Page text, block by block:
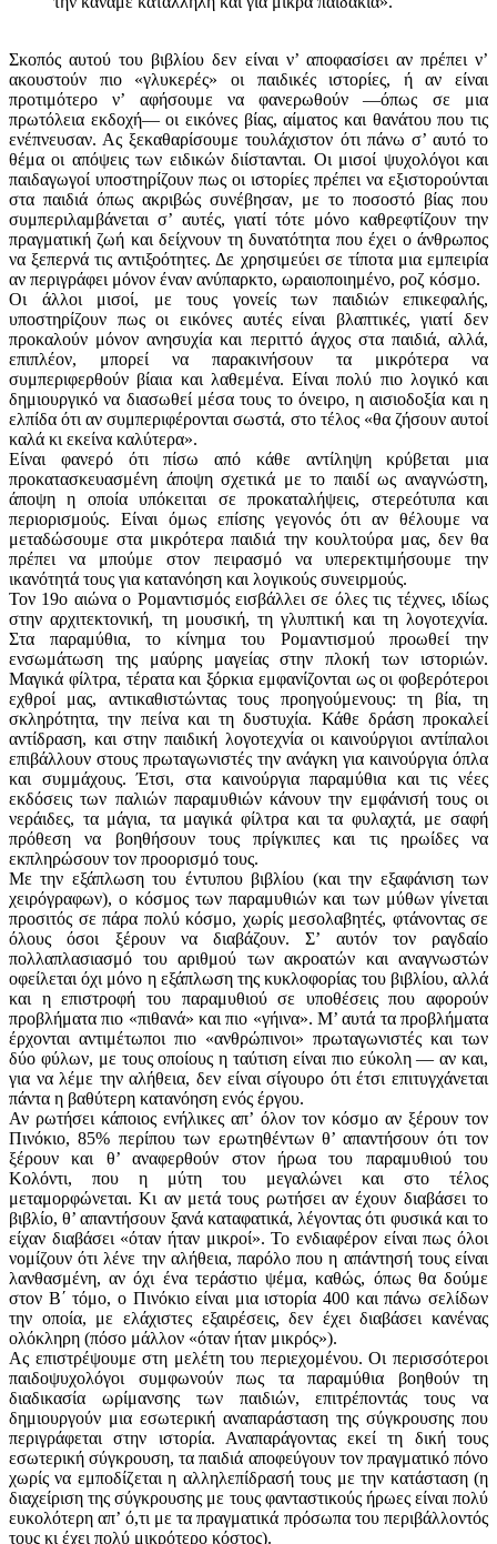
Σκοπός αυτού του βιβλίου δεν είναι ν’ αποφασίσει αν πρέπει ν’
ακουστούν πιο «γλυκερές» οι παιδικές ιστορίες, ή αν είναι
προτιμότερο ν’ αφήσουμε να φανερωθούν —όπως σε μια
πρωτόλεια εκδοχή— οι εικόνες βίας, αίματος και θανάτου που τις
ενέπνευσαν. Ας ξεκαθαρίσουμε τουλάχιστον ότι πάνω σ’ αυτό το
θέμα οι απόψεις των ειδικών διίστανται. Οι μισοί ψυχολόγοι και
παιδαγωγοί υποστηρίζουν πως οι ιστορίες πρέπει να εξιστορούνται
στα παιδιά όπως ακριβώς συνέβησαν, με το ποσοστό βίας που
συμπεριλαμβάνεται σ’ αυτές, γιατί τότε μόνο καθρεφτίζουν την
πραγματική ζωή και δείχνουν τη δυνατότητα που έχει ο άνθρωπος
να ξεπερνά τις αντιξοότητες. Δε χρησιμεύει σε τίποτα μια εμπειρία
αν περιγράφει μόνον έναν ανύπαρκτο, ωραιοποιημένο, ροζ κόσμο.
Οι άλλοι μισοί, με τους γονείς των παιδιών επικεφαλής,
υποστηρίζουν πως οι εικόνες αυτές είναι βλαπτικές, γιατί δεν
προκαλούν μόνον ανησυχία και περιττό άγχος στα παιδιά, αλλά,
επιπλέον, μπορεί να παρακινήσουν τα μικρότερα να
συμπεριφερθούν βίαια και λαθεμένα. Είναι πολύ πιο λογικό και
δημιουργικό να διασωθεί μέσα τους το όνειρο, η αισιο­δοξία και η
ελπίδα ότι αν συμπεριφέρονται σωστά, στο τέλος «θα ζήσουν αυτοί
καλά κι εκείνα καλύτερα».
Είναι φανερό ότι πίσω από κάθε αντίληψη κρύβεται μια
προκατασκευασμένη άποψη σχετικά με το παιδί ως αναγνώστη,
άποψη η οποία υπόκειται σε προκαταλήψεις, στερεότυπα και
περιορισμούς. Είναι όμως επίσης γεγονός ότι αν θέλουμε να
μεταδώσουμε στα μικρότερα παιδιά την κουλτούρα μας, δεν θα
πρέπει να μπούμε στον πειρασμό να υπερεκτιμήσουμε την
ικανότητά τους για κατανόηση και λογικούς συνειρμούς.
Τον 19ο αιώνα ο Ρομαντισμός εισβάλλει σε όλες τις τέχνες, ιδίως
στην αρχιτεκτονική, τη μουσική, τη γλυπτική και τη λογοτεχνία.
Στα παραμύθια, το κίνημα του Ρομαντισμού προωθεί την
ενσωμάτωση της μαύρης μαγείας στην πλοκή των ιστοριών.
Μαγικά φίλτρα, τέρατα και ξόρκια εμφανίζονται ως οι φοβερότεροι
εχθροί μας, αντικαθιστώντας τους προηγούμενους: τη βία, τη
σκληρότητα, την πείνα και τη δυστυχία. Κάθε δράση προκαλεί
αντίδραση, και στην παιδική λογοτεχνία οι καινούργιοι αντίπαλοι
επιβάλλουν στους πρωταγωνιστές την ανάγκη για καινούργια όπλα
και συμμάχους. Έτσι, στα καινούργια παραμύθια και τις νέες
εκδόσεις των παλιών παραμυθιών κάνουν την εμφάνισή τους οι
νεράιδες, τα μάγια, τα μαγικά φίλτρα και τα φυλαχτά, με σαφή
πρόθεση να βοηθήσουν τους πρίγκιπες και τις ηρωίδες να
εκπληρώσουν τον προορισμό τους.
Με την εξάπλωση του έντυπου βιβλίου (και την εξαφάνιση των
χειρόγραφων), ο κόσμος των παραμυθιών και των μύθων γίνεται
προσιτός σε πάρα πολύ κόσμο, χωρίς μεσολαβητές, φτάνοντας σε
όλους όσοι ξέρουν να διαβάζουν. Σ’ αυτόν τον ραγδαίο
πολλαπλασιασμό του αριθμού των ακροατών και αναγνωστών
οφείλεται όχι μόνο η εξάπλωση της κυκλοφορίας του βιβλίου, αλλά
και η επιστροφή του παραμυθιού σε υποθέσεις που αφορούν
προβλήματα πιο «πιθανά» και πιο «γήινα». Μ’ αυτά τα προβλήματα
έρχονται αντιμέτωποι πιο «ανθρώπινοι» πρωταγωνιστές και των
δύο φύλων, με τους οποίους η ταύτιση είναι πιο εύκολη — αν και,
για να λέμε την αλήθεια, δεν είναι σίγουρο ότι έτσι επιτυγχάνεται
πάντα η βαθύτερη κατανόηση ενός έργου.
Αν ρωτήσει κάποιος ενήλικες απ’ όλον τον κόσμο αν ξέρουν τον
Πινόκιο, 85% περίπου των ερωτηθέντων θ’ απαντήσουν ότι τον
ξέρουν και θ’ αναφερθούν στον ήρωα του παραμυθιού του
Κολόντι, που η μύτη του μεγαλώνει και στο τέλος
μεταμορφώνεται. Κι αν μετά τους ρωτήσει αν έχουν διαβάσει το
βιβλίο, θ’ απαντήσουν ξανά καταφατικά, λέγοντας ότι φυσικά και το
είχαν διαβάσει «όταν ήταν μικροί». Το ενδιαφέρον είναι πως όλοι
νομίζουν ότι λένε την αλήθεια, παρόλο που η απάντησή τους είναι
λανθασμένη, αν όχι ένα τεράστιο ψέμα, καθώς, όπως θα δούμε
στον Β΄ τόμο, ο Πινόκιο είναι μια ιστορία 400 και πάνω σελίδων
την οποία, με ελάχιστες εξαιρέσεις, δεν έχει διαβάσει κανένας
ολόκληρη (πόσο μάλλον «όταν ήταν μικρός»).
Ας επιστρέψουμε στη μελέτη του περιεχομένου. Οι περισσότεροι
παιδοψυχολόγοι συμφωνούν πως τα παραμύθια βοηθούν τη
διαδικασία ωρίμανσης των παιδιών, επιτρέποντάς τους να
δημιουργούν μια εσωτερική αναπαράσταση της σύγκρουσης που
περιγράφεται στην ιστορία. Αναπαράγοντας εκεί τη δική τους
εσωτερική σύγκρουση, τα παιδιά αποφεύγουν τον πραγματικό πόνο
χωρίς να εμποδίζεται η αλληλεπίδρασή τους με την κατάσταση (η
διαχείριση της σύγκρουσης με τους φανταστικούς ήρωες είναι πολύ
ευκολότερη απ’ ό,τι με τα πραγματικά πρόσωπα του περιβάλλοντός
τους κι έχει πολύ μικρότερο κόστος).